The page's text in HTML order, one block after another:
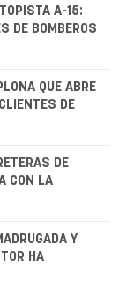
A-15:
DE BOMBEROS
QUE ABRE
DE
DE
CON LA
Y
HA